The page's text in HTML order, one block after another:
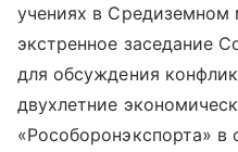
учениях в Средиземном
экстренное заседание
для обсуждения
двухлетние
«Рособоронэкспорта» в